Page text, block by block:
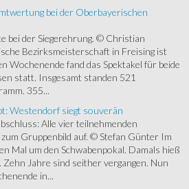
bei der Oberbayerischen
bei der Siegerehrung. © Christian
Bezirksmeisterschaft in Freising ist
Wochenende fand das Spektakel für beide
statt. Insgesamt standen 521
355...
Westendorf siegt souverän
Alle vier teilnehmenden
Gruppenbild auf. © Stefan Günter Im
Mal um den Schwabenpokal. Damals hieß
Zehn Jahre sind seither vergangen. Nun
in...